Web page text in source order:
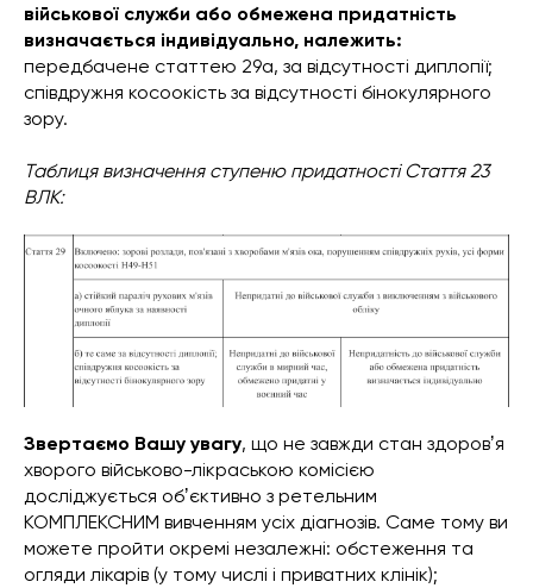
військової служби або обмежена придатність
визначається індивідуально, належить:
передбачене статтею 29а, за відсутності диплопії;
співдружня косоокість за відсутності бінокулярного
зору.
Таблиця визначення ступеню придатності Стаття 23
ВЛК:
Звертаємо Вашу увагу, що не завжди стан здоровʼя
хворого військово-лікраською комісією
досліджується обʼєктивно з ретельним
КОМПЛЕКСНИМ вивченням усіх діагнозів. Саме тому ви
можете пройти окремі незалежні: обстеження та
огляди лікарів (у тому числі і приватних клінік);